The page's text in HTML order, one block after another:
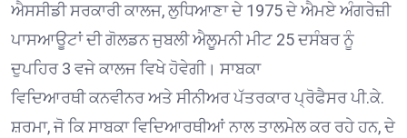
ਐਸਸੀਡੀ ਸਰਕਾਰੀ ਕਾਲਜ, ਲੁਧਿਆਣਾ ਦੇ 1975 ਦੇ ਐਮਏ ਅੰਗਰੇਜ਼ੀ
ਪਾਸਆਊਟਾਂ ਦੀ ਗੋਲਡਨ ਜੁਬਲੀ ਐਲੂਮਨੀ ਮੀਟ 25 ਦਸੰਬਰ ਨੂੰ
ਦੁਪਹਿਰ 3 ਵਜੇ ਕਾਲਜ ਵਿਖੇ ਹੋਵੇਗੀ। ਸਾਬਕਾ
ਵਿਦਿਆਰਥੀ ਕਨਵੀਨਰ ਅਤੇ ਸੀਨੀਅਰ ਪੱਤਰਕਾਰ ਪ੍ਰੋਫੈਸਰ ਪੀ.ਕੇ.
ਸ਼ਰਮਾ, ਜੋ ਕਿ ਸਾਬਕਾ ਵਿਦਿਆਰਥੀਆਂ ਨਾਲ ਤਾਲਮੇਲ ਕਰ ਰਹੇ ਹਨ, ਦੇ